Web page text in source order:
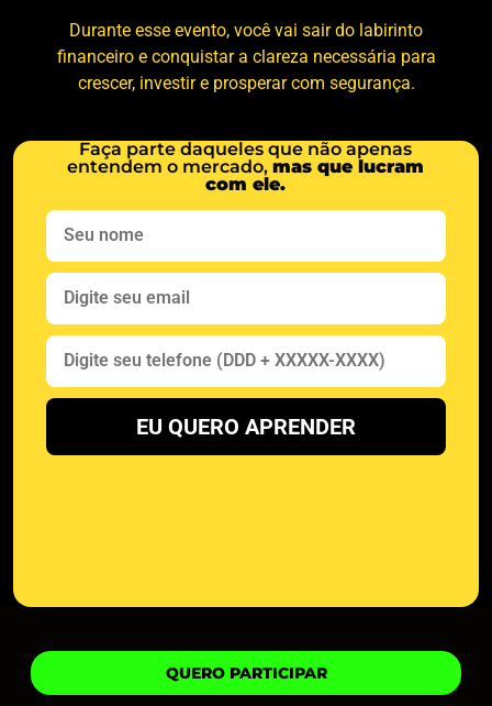
Durante esse evento, você vai sair do labirinto
financeiro e conquistar a clareza necessária para
crescer, investir e prosperar com segurança.
Faça parte daqueles que não apenas
entendem o mercado,mas que lucram
com ele.
EU QUERO APRENDER
QUERO PARTICIPAR